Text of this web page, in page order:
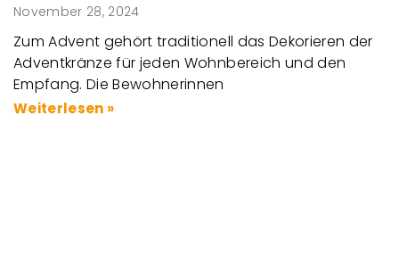
November 28, 2024
Zum Advent gehört traditionell das Dekorieren der
Adventkränze für jeden Wohnbereich und den
Empfang. Die Bewohnerinnen
Weiterlesen »